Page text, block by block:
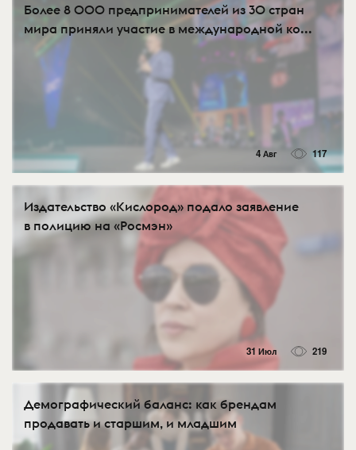
Более 8 000 предпринимателей из 30 стран
мира приняли участие в международной ко...
4 Авг 117
Издательство «Кислород» подало заявление
в полицию на «Росмэн»
31 Июл 219
Демографический баланс: как брендам
продавать и старшим, и младшим